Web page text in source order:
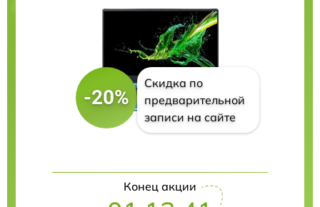
-20%
Скидка по
предварительной
записи на сайте
Конец акции